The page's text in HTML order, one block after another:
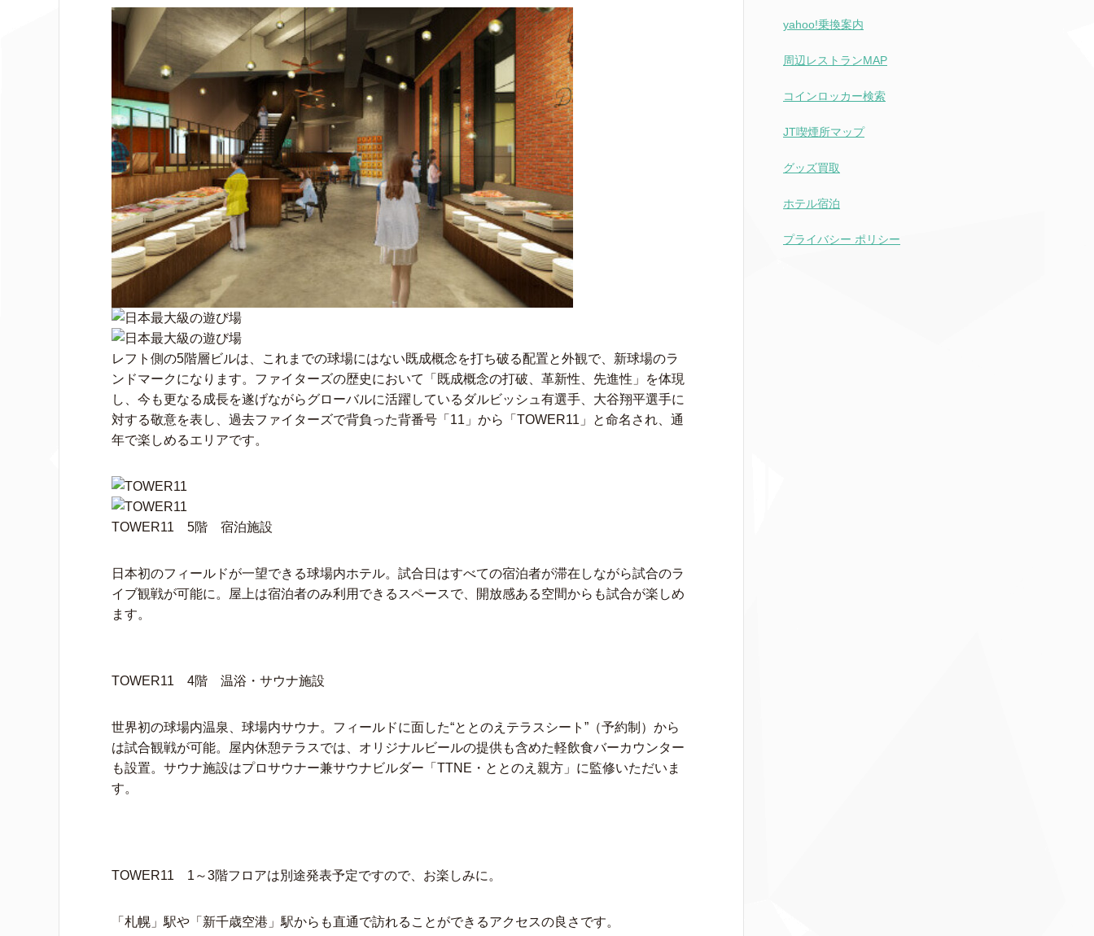
レフト側の5階層ビルは、これまでの球場にはない既成概念を打ち破る配置と外観で、新球場のラ
ンドマークになります。ファイターズの歴史において「既成概念の打破、革新性、先進性」を体現
し、今も更なる成長を遂げながらグローバルに活躍しているダルビッシュ有選手、大谷翔平選手に
対する敬意を表し、過去ファイターズで背負った背番号「11」から「TOWER11」と命名され、通
年で楽しめるエリアです。
TOWER11 5階 宿泊施設
日本初のフィールドが一望できる球場内ホテル。試合日はすべての宿泊者が滞在しながら試合のラ
イブ観戦が可能に。屋上は宿泊者のみ利用できるスペースで、開放感ある空間からも試合が楽しめ
ます。
TOWER11 4階 温浴・サウナ施設
世界初の球場内温泉、球場内サウナ。フィールドに面した“ととのえテラスシート”（予約制）から
は試合観戦が可能。屋内休憩テラスでは、オリジナルビールの提供も含めた軽飲食バーカウンター
も設置。サウナ施設はプロサウナー兼サウナビルダー「TTNE・ととのえ親方」に監修いただいま
す。
TOWER11 1～3階フロアは別途発表予定ですので、お楽しみに。
「札幌」駅や「新千歳空港」駅からも直通で訪れることができるアクセスの良さです。
yahoo!乗換案内
周辺レストランMAP
コインロッカー検索
JT喫煙所マップ
グッズ買取
ホテル宿泊
プライバシー ポリシー